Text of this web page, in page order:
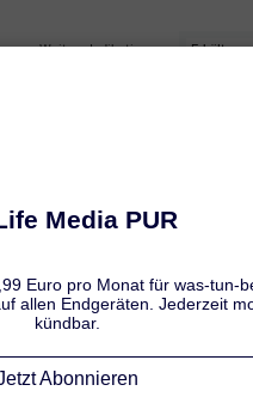
Weitere Indikationen: